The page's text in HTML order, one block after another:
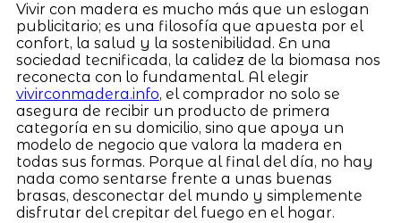
Vivir con madera es mucho más que un eslogan
publicitario; es una filosofía que apuesta por el
confort, la salud y la sostenibilidad. En una
sociedad tecnificada, la calidez de la biomasa nos
reconecta con lo fundamental. Al elegir
vivirconmadera.info, el comprador no solo se
asegura de recibir un producto de primera
categoría en su domicilio, sino que apoya un
modelo de negocio que valora la madera en
todas sus formas. Porque al final del día, no hay
nada como sentarse frente a unas buenas
brasas, desconectar del mundo y simplemente
disfrutar del crepitar del fuego en el hogar.